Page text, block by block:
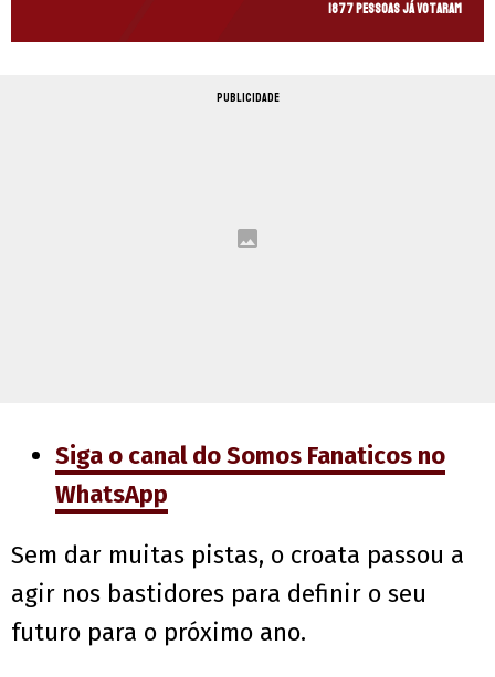
1877 pessoas já votaram
PUBLICIDADE
Siga o canal do Somos Fanaticos no
WhatsApp
Sem dar muitas pistas, o croata passou a
agir nos bastidores para definir o seu
futuro para o próximo ano.